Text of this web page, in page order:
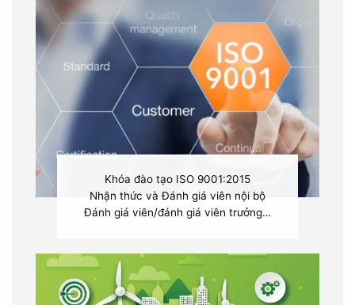
Khóa đào tạo ISO 9001:2015
Nhận thức và Đánh giá viên nội bộ
Đánh giá viên/đánh giá viên trưởng…